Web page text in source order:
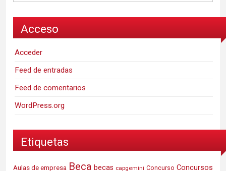
Acceso
Acceder
Feed de entradas
Feed de comentarios
WordPress.org
Etiquetas
Aulas de empresa Beca becas capgemini Concurso Concursos